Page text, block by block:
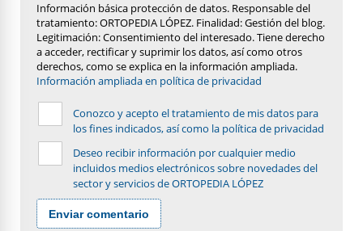
Información básica protección de datos. Responsable del
tratamiento: ORTOPEDIA LÓPEZ. Finalidad: Gestión del blog.
Legitimación: Consentimiento del interesado. Tiene derecho
a acceder, rectificar y suprimir los datos, así como otros
derechos, como se explica en la información ampliada.
Información ampliada en política de privacidad
Conozco y acepto el tratamiento de mis datos para
los fines indicados, así como la política de privacidad
Deseo recibir información por cualquier medio
incluidos medios electrónicos sobre novedades del
sector y servicios de ORTOPEDIA LÓPEZ
Enviar comentario